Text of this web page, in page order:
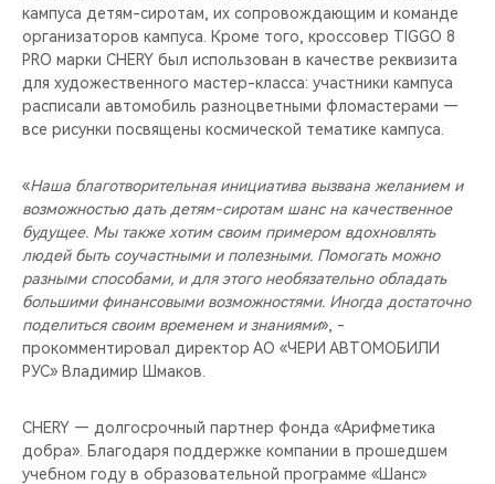
кампуса детям-сиротам, их сопровождающим и команде
организаторов кампуса. Кроме того, кроссовер TIGGO 8
PRO марки CHERY был использован в качестве реквизита
для художественного мастер-класса: участники кампуса
расписали автомобиль разноцветными фломастерами —
все рисунки посвящены космической тематике кампуса.
«Наша благотворительная инициатива вызвана желанием и
возможностью дать детям-сиротам шанс на качественное
будущее. Мы также хотим своим примером вдохновлять
людей быть соучастными и полезными. Помогать можно
разными способами, и для этого необязательно обладать
большими финансовыми возможностями. Иногда достаточно
поделиться своим временем и знаниями», -
прокомментировал директор АО «ЧЕРИ АВТОМОБИЛИ
РУС» Владимир Шмаков.
CHERY — долгосрочный партнер фонда «Арифметика
добра». Благодаря поддержке компании в прошедшем
учебном году в образовательной программе «Шанс»